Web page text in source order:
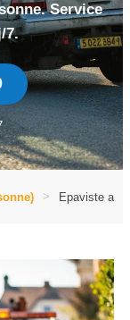
Service
7.
Epaviste